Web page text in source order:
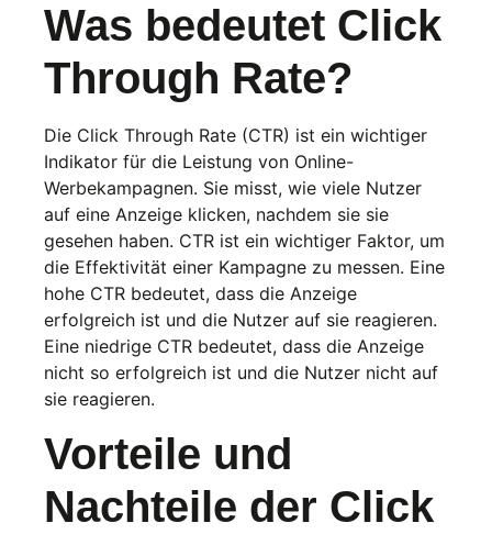
Was bedeutet Click
Through Rate?
Die Click Through Rate (CTR) ist ein wichtiger
Indikator für die Leistung von Online-
Werbekampagnen. Sie misst, wie viele Nutzer
auf eine Anzeige klicken, nachdem sie sie
gesehen haben. CTR ist ein wichtiger Faktor, um
die Effektivität einer Kampagne zu messen. Eine
hohe CTR bedeutet, dass die Anzeige
erfolgreich ist und die Nutzer auf sie reagieren.
Eine niedrige CTR bedeutet, dass die Anzeige
nicht so erfolgreich ist und die Nutzer nicht auf
sie reagieren.
Vorteile und
Nachteile der Click